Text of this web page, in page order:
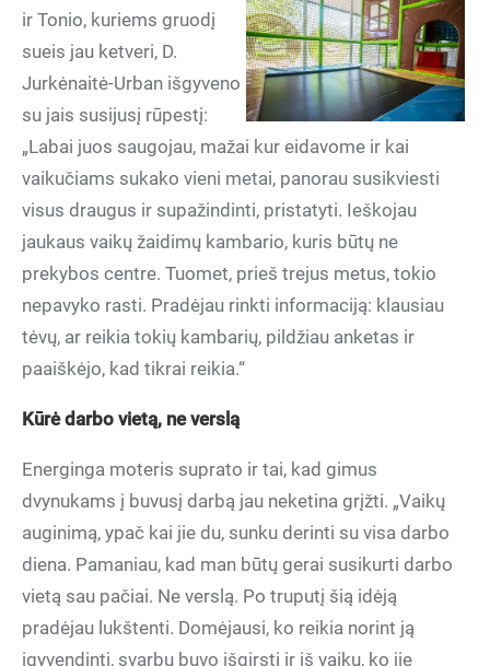
ir Tonio, kuriems gruodį
sueis jau ketveri, D.
Jurkėnaitė-Urban išgyveno
su jais susijusį rūpestį:
„Labai juos saugojau, mažai kur eidavome ir kai
vaikučiams sukako vieni metai, panorau susikviesti
visus draugus ir supažindinti, pristatyti. Ieškojau
jaukaus vaikų žaidimų kambario, kuris būtų ne
prekybos centre. Tuomet, prieš trejus metus, tokio
nepavyko rasti. Pradėjau rinkti informaciją: klausiau
tėvų, ar reikia tokių kambarių, pildžiau anketas ir
paaiškėjo, kad tikrai reikia.“
Kūrė darbo vietą, ne verslą
Energinga moteris suprato ir tai, kad gimus
dvynukams į buvusį darbą jau neketina grįžti. „Vaikų
auginimą, ypač kai jie du, sunku derinti su visa darbo
diena. Pamaniau, kad man būtų gerai susikurti darbo
vietą sau pačiai. Ne verslą. Po truputį šią idėją
pradėjau lukštenti. Domėjausi, ko reikia norint ją
įgyvendinti, svarbu buvo išgirsti ir iš vaikų, ko jie